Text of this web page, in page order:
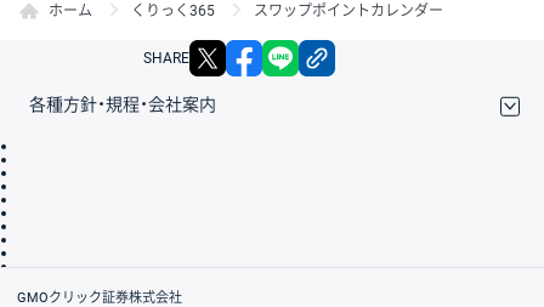
ホーム くりっく365 スワップポイントカレンダー
SHARE X facebook
各種方針・規程・会社案内
会社案内
GMOクリック証券株式会社